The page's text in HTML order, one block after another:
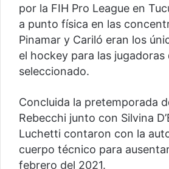
por la FIH Pro League en
a punto física en las
Pinamar y Cariló eran los
el hockey para las jugadoras
seleccionado.
Concluida la pretemporada
Rebecchi junto con Silvina
Luchetti contaron con la
cuerpo técnico para
febrero del 2021.